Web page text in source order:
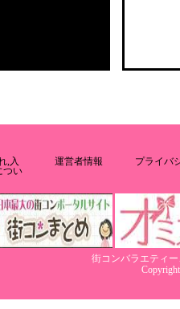
,入
つい
運営者情報 プライバ
街コンバラエティ